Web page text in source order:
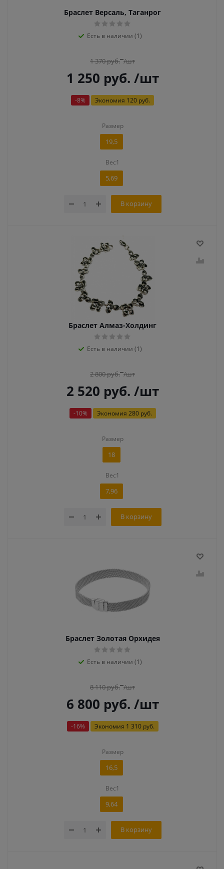
Браслет Версаль, Таганрог
Есть в наличии (1)
1 370руб. /шт
1 250 руб. /шт
-8% Экономия 120 руб.
Размер
19,5
Вес1
5,69
В корзину
Браслет Алмаз-Холдинг
Есть в наличии (1)
2 800руб. /шт
2 520 руб. /шт
-10% Экономия 280 руб.
Размер
18
Вес1
7,96
В корзину
Браслет Золотая Орхидея
Есть в наличии (1)
8 110руб. /шт
6 800 руб. /шт
-16% Экономия 1 310 руб.
Размер
16,5
Вес1
9,64
В корзину